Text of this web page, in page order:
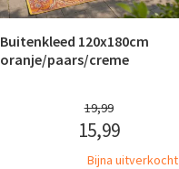
Buitenkleed 120x180cm
oranje/paars/creme
19,99
15,99
Bijna uitverkocht